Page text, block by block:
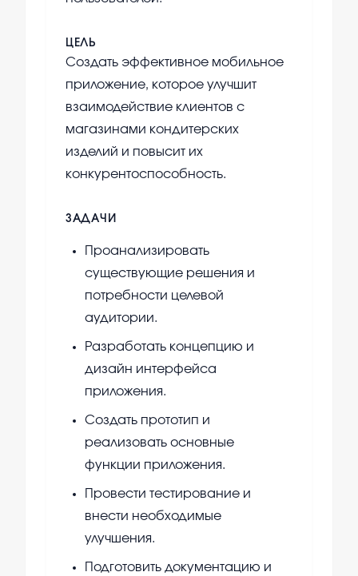
ЦЕЛЬ
Создать эффективное мобильное
приложение, которое улучшит
взаимодействие клиентов с
магазинами кондитерских
изделий и повысит их
конкурентоспособность.
ЗАДАЧИ
Проанализировать
существующие решения и
потребности целевой
аудитории.
Разработать концепцию и
дизайн интерфейса
приложения.
Создать прототип и
реализовать основные
функции приложения.
Провести тестирование и
внести необходимые
улучшения.
Подготовить документацию и